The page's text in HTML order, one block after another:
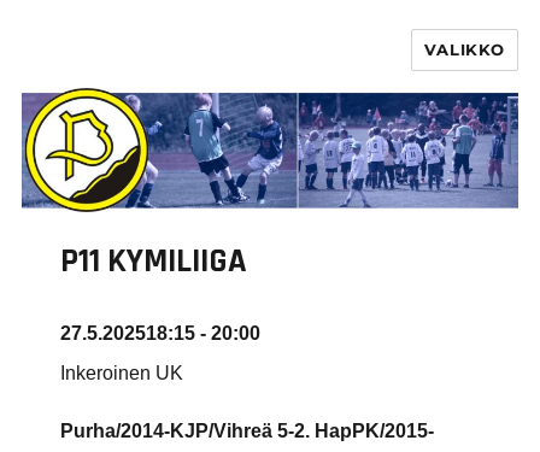
VALIKKO
P11 KYMILIIGA
27.5.202518:15 - 20:00
Inkeroinen UK
Purha/2014-KJP/Vihreä 5-2. HapPK/2015-